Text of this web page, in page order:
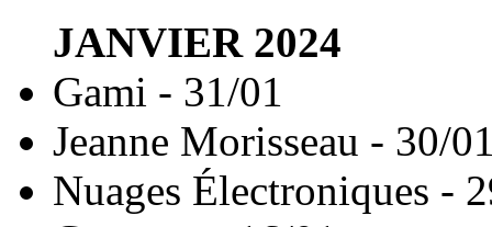
JANVIER2024
Gami - 31/01
Jeanne Morisseau - 30/
Nuages Électroniques -